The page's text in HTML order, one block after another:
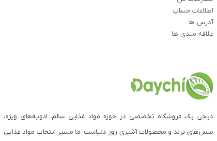
اطلاعات حساب
آدرس ها
علاقه مندی ها
دیچی یک فروشگاه تخصصی در حوزه مواد غذایی سالم، ادویه‌های ویژه،
سس‌های برند و محصولات آشپزی روز دنیاست. ما مسیر انتخاب مواد غذایی